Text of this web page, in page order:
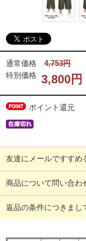
通常価格
4,753円
特別価格 3,800円
ポイント還元
友達にメールですすめ
商品について問い合わ
返品の条件につきまし